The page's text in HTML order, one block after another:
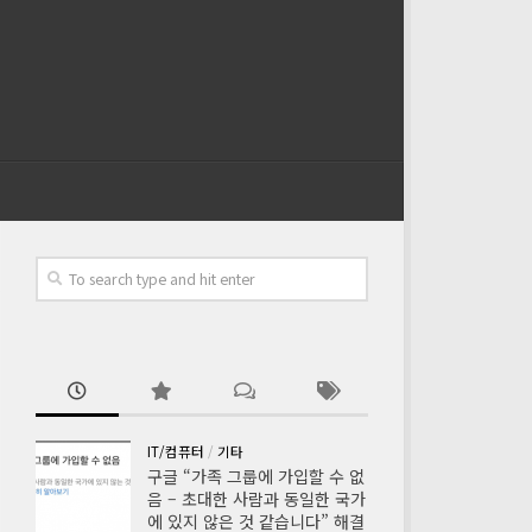
IT/컴퓨터 / 기타
구글 “가족 그룹에 가입할 수 없
음 – 초대한 사람과 동일한 국가
에 있지 않은 것 같습니다” 해결